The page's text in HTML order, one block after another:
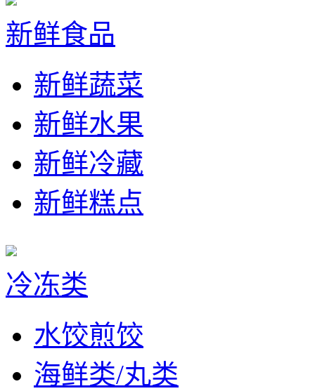
新鲜食品
新鲜蔬菜
新鲜水果
新鲜冷藏
新鲜糕点
冷冻类
水饺煎饺
海鲜类/丸类